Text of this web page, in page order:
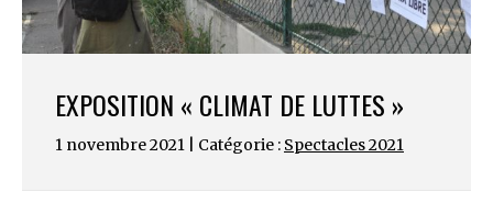
EXPOSITION « CLIMAT DE LUTTES »
1 novembre 2021 | Catégorie : Spectacles 2021